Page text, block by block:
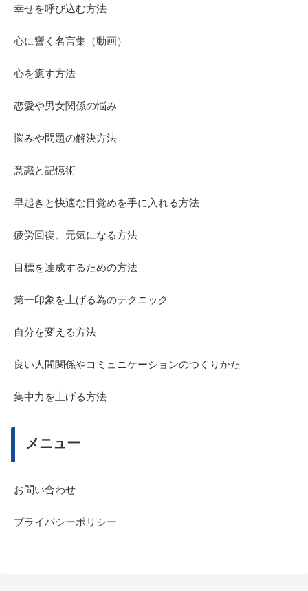
幸せを呼び込む方法
心に響く名言集（動画）
心を癒す方法
恋愛や男女関係の悩み
悩みや問題の解決方法
意識と記憶術
早起きと快適な目覚めを手に入れる方法
疲労回復、元気になる方法
目標を達成するための方法
第一印象を上げる為のテクニック
自分を変える方法
良い人間関係やコミュニケーションのつくりかた
集中力を上げる方法
メニュー
お問い合わせ
プライバシーポリシー